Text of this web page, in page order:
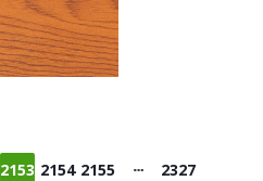
2153 2154 2155 2327